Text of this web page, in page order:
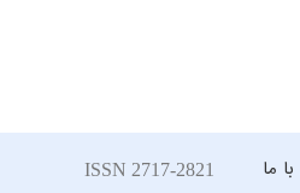
ما ISSN 2717-2821